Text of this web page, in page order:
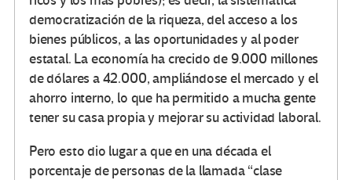
democratización de la riqueza, del acceso a los
bienes públicos, a las oportunidades y al poder
estatal. La economía ha crecido de 9.000 millones
de dólares a 42.000, ampliándose el mercado y el
ahorro interno, lo que ha permitido a mucha gente
tener su casa propia y mejorar su actividad laboral.
Pero esto dio lugar a que en una década el
porcentaje de personas de la llamada “clase